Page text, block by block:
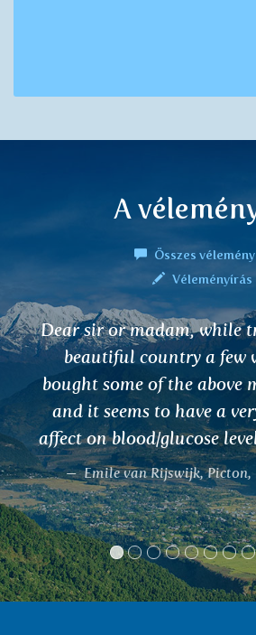
A
Összes
Véleményírás
Dear sir or madam, while
beautiful country a few
bought some of the above
and it seems to have a
affect on blood/glucose
Emile van Rijswijk, Picton,